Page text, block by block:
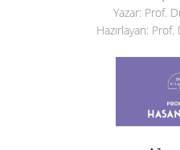
Yazar: Prof.
Hazırlayan: